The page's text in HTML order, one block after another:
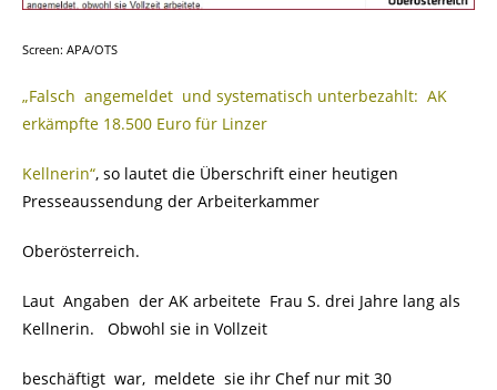
Screen: APA/OTS
„Falsch angemeldet und systematisch unterbezahlt: AK
erkämpfte 18.500 Euro für Linzer
Kellnerin“, so lautet die Überschrift einer heutigen
Presseaussendung der Arbeiterkammer
Oberösterreich.
Laut Angaben der AK arbeitete Frau S. drei Jahre lang als
Kellnerin. Obwohl sie in Vollzeit
beschäftigt war, meldete sie ihr Chef nur mit 30